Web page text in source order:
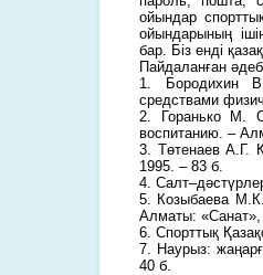
ойындар
ойындарының
бар. Біз енді
Пайдаланған
1. Бородихин
средствами
2. Горанько М.
воспитанию. –
3. Төтенаев А.Г.
1995. – 83 б.
4.
5. Козыбаева
Алматы: «Санат»,
6. Спорттық
7. Наурыз:
40 б.